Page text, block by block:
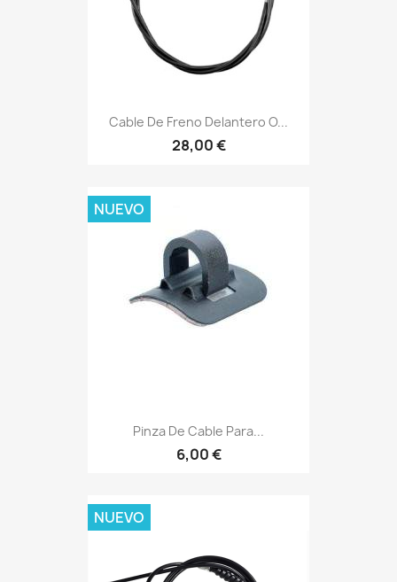
Cable De Freno Delantero O...
28,00 €
Pinza De Cable Para...
6,00 €
NUEVO
NUEVO